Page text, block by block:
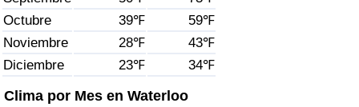
Octubre
39℉
59℉
Noviembre
28℉
43℉
Diciembre
23℉ 34℉
Clima por Mes en Waterloo
Índice de criminalidad por país
Sanidad
Índice de Sanidad (Actual)